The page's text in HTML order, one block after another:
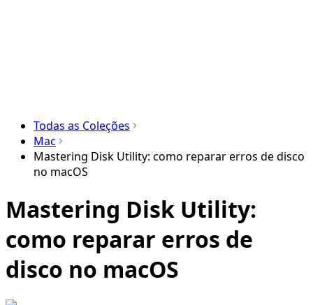
Todas as Coleções
Mac
Mastering Disk Utility: como reparar erros de disco
no macOS
Mastering Disk Utility:
como reparar erros de
disco no macOS